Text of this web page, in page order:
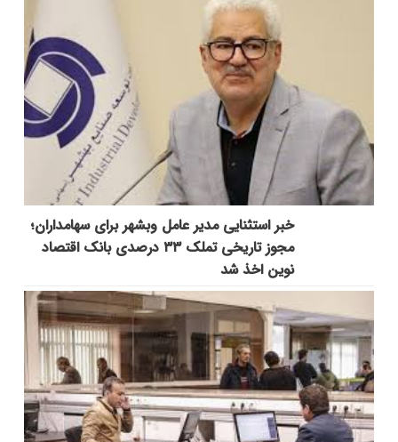
خبر استثنایی مدیر عامل وبشهر برای سهامداران؛
مجوز تاریخی تملک ۳۳ درصدی بانک اقتصاد
نوین اخذ شد